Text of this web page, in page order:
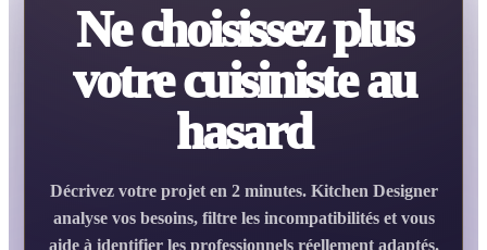
Ne choisissez plus
votre cuisiniste au
hasard
Décrivez votre projet en 2 minutes. Kitchen Designer
analyse vos besoins, filtre les incompatibilités et vous
aide à identifier les professionnels réellement adaptés.